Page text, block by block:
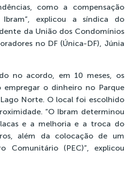
como a compensação
Ibram”, explicou a síndica do
da União dos Condomínios
no DF (Única-DF), Júnia
no acordo, em 10 meses, os
empregar o dinheiro no Parque
Norte. O local foi escolhido
“O Ibram determinou
e a melhoria e a troca do
além da colocação de um
Comunitário (PEC)”, explicou